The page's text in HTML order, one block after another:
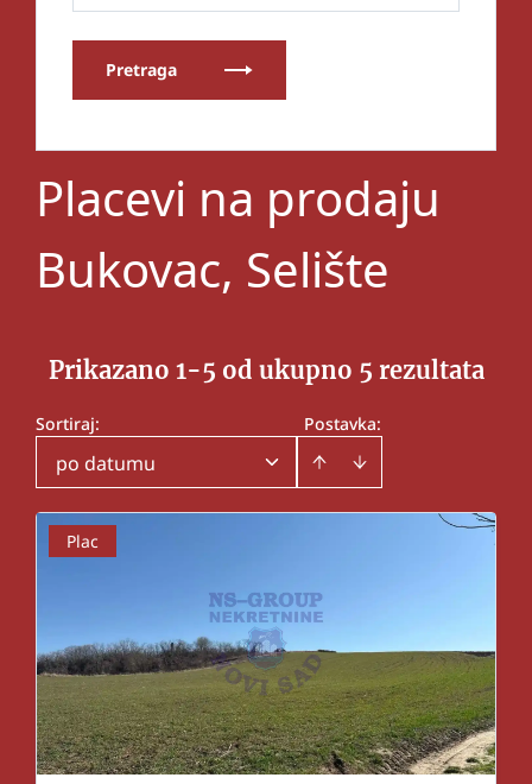
Pretraga
Placevi na prodaju
Bukovac, Selište
Prikazano 1-5 od ukupno 5 rezultata
Postavka:
Sortiraj:
po datumu
Plac